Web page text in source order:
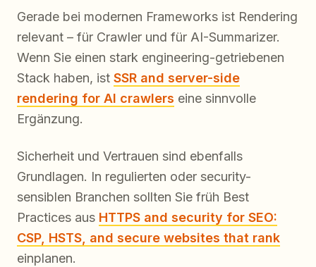
Gerade bei modernen Frameworks ist Rendering
relevant – für Crawler und für AI-Summarizer.
Wenn Sie einen stark engineering-getriebenen
Stack haben, ist SSR and server-side
rendering for AI crawlers eine sinnvolle
Ergänzung.
Sicherheit und Vertrauen sind ebenfalls
Grundlagen. In regulierten oder security-
sensiblen Branchen sollten Sie früh Best
Practices aus HTTPS and security for SEO:
CSP, HSTS, and secure websites that rank
einplanen.